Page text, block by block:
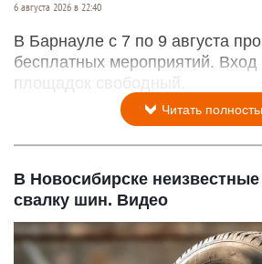
6 августа 2026 в 22:40
В Барнауле с 7 по 9 августа
бесплатных мероприятий.
площадок свободный.
Читать
В Новосибирске неизвестные
свалку шин. Видео